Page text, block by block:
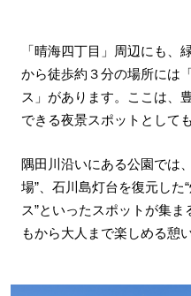
「晴海四丁目」周辺にも、
から徒歩約３分の場所には
ス」があります。ここは、
できる夜景スポットとして
隅田川沿いにある公園では
場”、石川島灯台を復元した
ス”といったスポットが集
もから大人まで楽しめる憩